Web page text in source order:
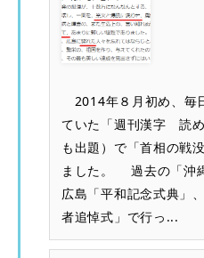
2014年８月初め、毎
ていた「週刊漢字 読
も出題）で「首相の戦
ました。 過去の「沖
広島「平和記念式典」
者追悼式」で行っ...